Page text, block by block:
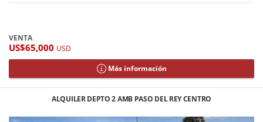
VENTA
US$65,000 USD
Más información
ALQUILER DEPTO 2 AMB PASO DEL REY CENTRO